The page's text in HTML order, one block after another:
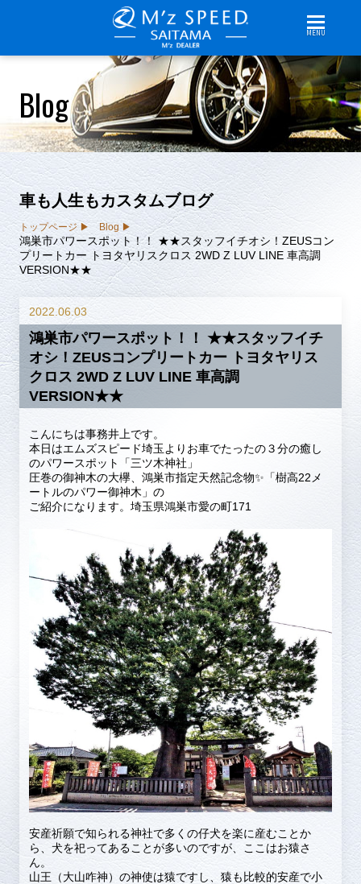
MENU
Blog
車も人生もカスタムブログ
トップページ Blog
鴻巣市パワースポット！！ ★★スタッフイチオシ！ZEUSコン
プリートカー トヨタヤリスクロス 2WD Z LUV LINE 車高調
VERSION★★
2022.06.03
鴻巣市パワースポット！！ ★★スタッフイチ
オシ！ZEUSコンプリートカー トヨタヤリス
クロス 2WD Z LUV LINE 車高調
VERSION★★
こんにちは事務井上です。
本日はエムズスピード埼玉よりお車でたったの３分の癒し
のパワースポット「三ツ木神社」
圧巻の御神木の大欅、鴻巣市指定天然記念物✨「樹高22メ
ートルのパワー御神木」の
ご紹介になります。埼玉県鴻巣市愛の町171
安産祈願で知られる神社で多くの仔犬を楽に産むことか
ら、犬を祀ってあることが多いのですが、ここはお猿さ
ん。
山王（大山咋神）の神使は猿ですし、猿も比較的安産で小